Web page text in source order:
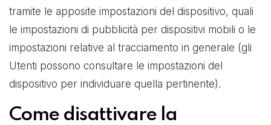
tramite le apposite impostazioni del dispositivo, quali
le impostazioni di pubblicità per dispositivi mobili o le
impostazioni relative al tracciamento in generale (gli
Utenti possono consultare le impostazioni del
dispositivo per individuare quella pertinente).
Come disattivare la